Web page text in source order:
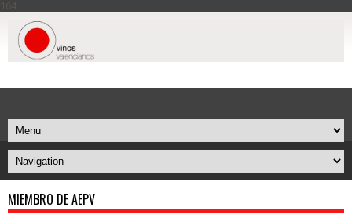
164
MIEMBRO DE AEPV